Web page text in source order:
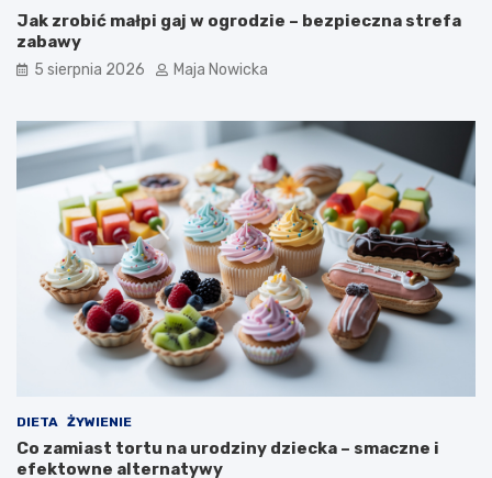
Jak zrobić małpi gaj w ogrodzie – bezpieczna strefa
zabawy
5 sierpnia 2026 Maja Nowicka
DIETA ŻYWIENIE
Co zamiast tortu na urodziny dziecka – smaczne i
efektowne alternatywy